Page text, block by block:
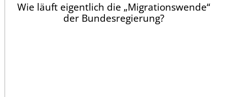
Wie läuft eigentlich die „Migrationswende“
der Bundesregierung?